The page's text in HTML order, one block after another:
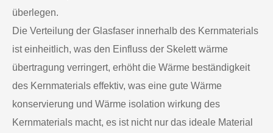
überlegen.
Die Verteilung der Glasfaser innerhalb des Kernmaterials
ist einheitlich, was den Einfluss der Skelett wärme
übertragung verringert, erhöht die Wärme beständigkeit
des Kernmaterials effektiv, was eine gute Wärme
konservierung und Wärme isolation wirkung des
Kernmaterials macht, es ist nicht nur das ideale Material